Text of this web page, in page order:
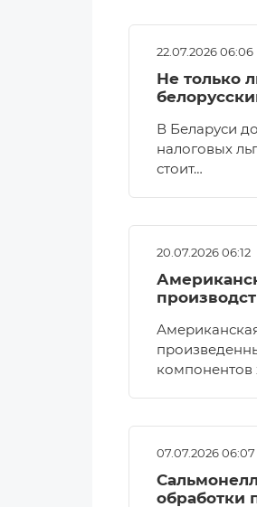
22.07.2026 06:06
Не только
В Беларуси
налоговых
стоит…
20.07.2026 06:12
компонентов
07.07.2026 06:07
обработки